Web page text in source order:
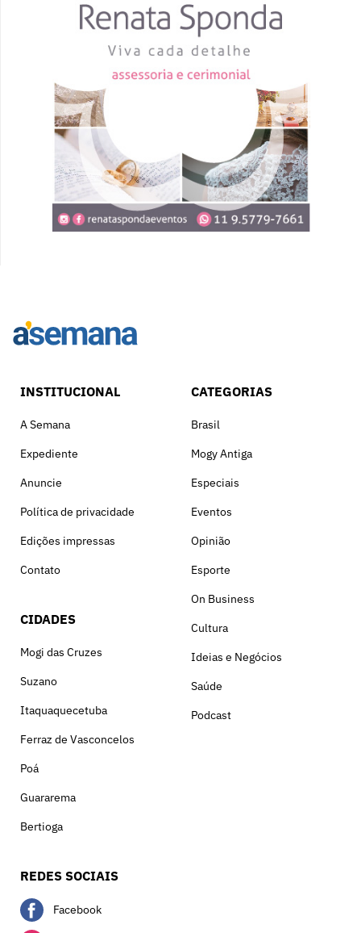
INSTITUCIONAL
A Semana
Expediente
Anuncie
Política de privacidade
Edições impressas
Contato
CIDADES
Mogi das Cruzes
Suzano
Itaquaquecetuba
Ferraz de Vasconcelos
Poá
Guararema
Bertioga
CATEGORIAS
Brasil
Mogy Antiga
Especiais
Eventos
Opinião
Esporte
On Business
Cultura
Ideias e Negócios
Saúde
Podcast
REDES SOCIAIS
Facebook